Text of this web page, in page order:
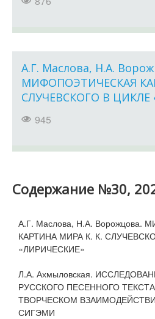
А.Г. Маслова, Н.А.
МИФОПОЭТИЧЕСКАЯ
СЛУЧЕВСКОГО В ЦИКЛЕ
945
Содержание №30,
А.Г. Маслова, Н.А.
КАРТИНА МИРА К. К.
«ЛИРИЧЕСКИЕ»
Л.А. Ахмыловская.
РУССКОГО ПЕСЕННОГО
ТВОРЧЕСКОМ
СИГЭМИ